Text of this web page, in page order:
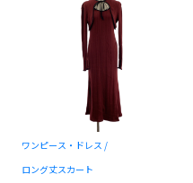
ワンピース・ドレス /
ロング丈スカート